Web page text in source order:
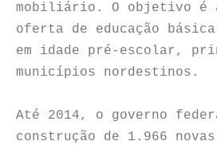
mobiliário. O objetivo é
oferta de educação
em idade pré-escolar,
municípios nordestinos.
Até 2014, o governo
construção de 1.966